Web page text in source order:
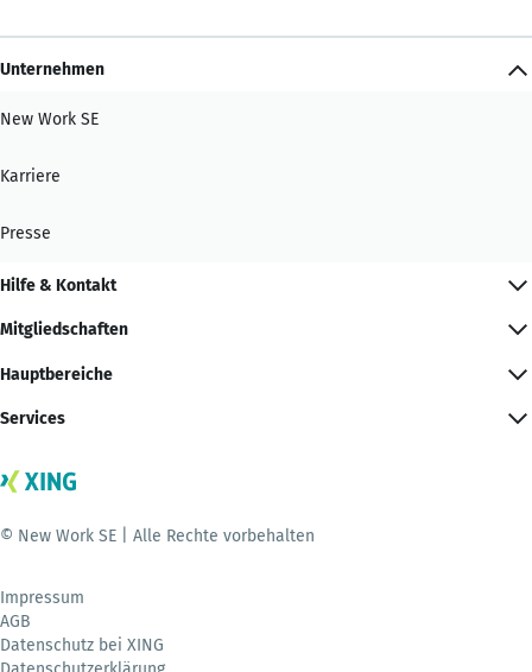
Unternehmen
New Work SE
Karriere
Presse
Hilfe & Kontakt
Mitgliedschaften
Hauptbereiche
Services
© New Work SE | Alle Rechte vorbehalten
Impressum
AGB
Datenschutz bei XING